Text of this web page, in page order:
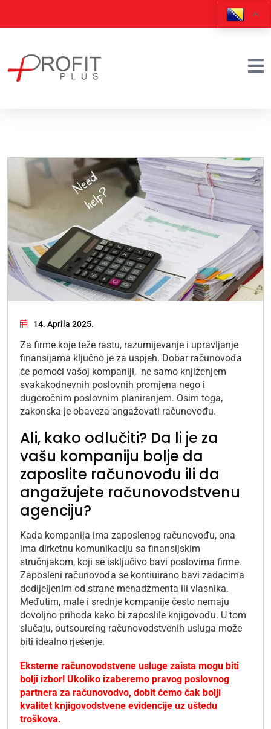
14. Aprila 2025.
Za firme koje teže rastu, razumijevanje i upravljanje
finansijama ključno je za uspjeh. Dobar računovođa
će pomoći vašoj kompaniji, ne samo knjiženjem
svakakodnevnih poslovnih promjena nego i
dugoročnim poslovnim planiranjem. Osim toga,
zakonska je obaveza angažovati računovođu.
Ali, kako odlučiti? Da li je za
vašu kompaniju bolje da
zaposlite računovođu ili da
angažujete računovodstvenu
agenciju?
Kada kompanija ima zaposlenog računovođu, ona
ima dirketnu komunikaciju sa finansijskim
stručnjakom, koji se isključivo bavi poslovima firme.
Zaposleni računovođa se kontiuirano bavi zadacima
dodijeljenim od strane menadžmenta ili vlasnika.
Međutim, male i srednje kompanije često nemaju
dovoljno prihoda kako bi zaposlile knjigovođu. U tom
slučaju, outsourcing računovodstvenih usluga može
biti idealno rješenje.
Eksterne računovodstvene usluge zaista mogu biti
bolji izbor! Ukoliko izaberemo pravog poslovnog
partnera za računovodvo, dobit ćemo čak bolji
kvalitet knjigovodstvene evidencije uz uštedu
troškova.